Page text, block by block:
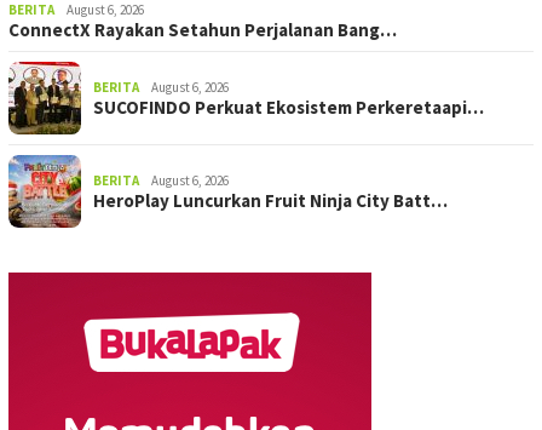
BERITA August 6, 2026
ConnectX Rayakan Setahun Perjalanan Bang…
BERITA August 6, 2026
SUCOFINDO Perkuat Ekosistem Perkeretaapi…
BERITA August 6, 2026
HeroPlay Luncurkan Fruit Ninja City Batt…